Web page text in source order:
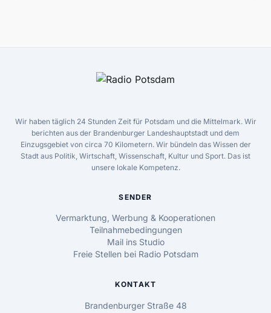
Wir haben täglich 24 Stunden Zeit für Potsdam und die Mittelmark. Wir
berichten aus der Brandenburger Landeshauptstadt und dem
Einzugsgebiet von circa 70 Kilometern. Wir bündeln das Wissen der
Stadt aus Politik, Wirtschaft, Wissenschaft, Kultur und Sport. Das ist
unsere lokale Kompetenz.
SENDER
Vermarktung, Werbung & Kooperationen
Teilnahmebedingungen
Mail ins Studio
Freie Stellen bei Radio Potsdam
KONTAKT
Brandenburger Straße 48